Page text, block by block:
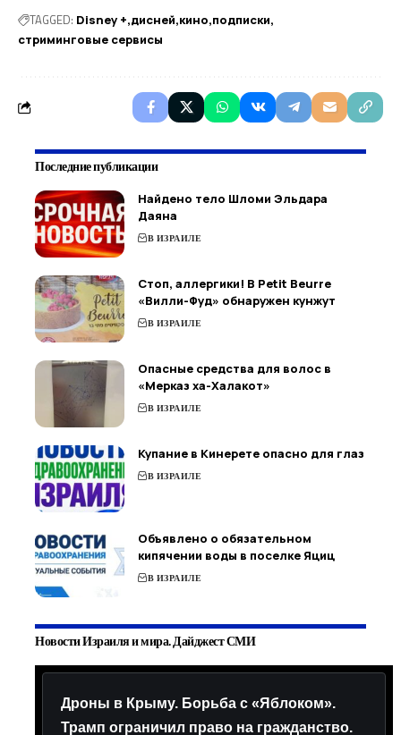
TAGGED: Disney + дисней кино подписки
стриминговые сервисы
Последние публикации
Найдено тело Шломи Эльдара
Даяна
В ИЗРАИЛЕ
Стоп, аллергики! В Petit Beurre
«Вилли-Фуд» обнаружен кунжут
В ИЗРАИЛЕ
Опасные средства для волос в
«Мерказ ха-Халакот»
В ИЗРАИЛЕ
Купание в Кинерете опасно для глаз
В ИЗРАИЛЕ
Объявлено о обязательном
кипячении воды в поселке Яциц
В ИЗРАИЛЕ
Новости Израиля и мира. Дайджест СМИ